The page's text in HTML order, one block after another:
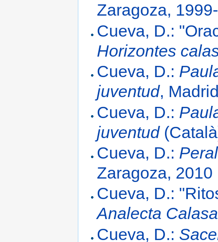
Zaragoza,
Cueva, D.:
Horizontes
Cueva, D.:
juventud,
Cueva, D.:
juventud
Cueva, D.:
Zaragoza, 2010
Cueva, D.:
Analecta
Cueva, D.: